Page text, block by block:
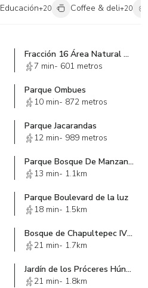
Educación+20 Coffee & deli+20
Fracción 16 Área Natural Protegida "Bosques de las Lomas"
7 min- 601 metros
Parque Ombues
10 min- 872 metros
Parque Jacarandas
12 min- 989 metros
Parque Bosque De Manzanos
13 min- 1.1km
Parque Boulevard de la luz
18 min- 1.5km
Bosque de Chapultepec IV Sección
21 min- 1.7km
Jardín de los Próceres Húngaros
21 min- 1.8km